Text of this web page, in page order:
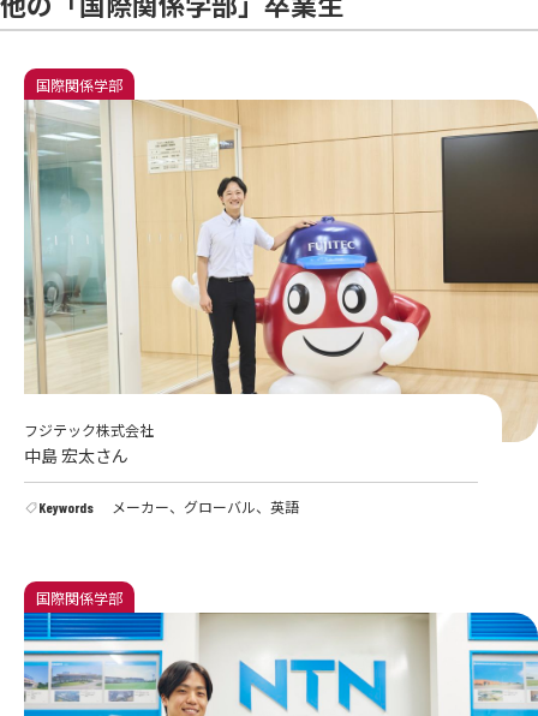
国際関係学部
フジテック株式会社
中島 宏太さん
Keywords メーカー、グローバル、英語
国際関係学部